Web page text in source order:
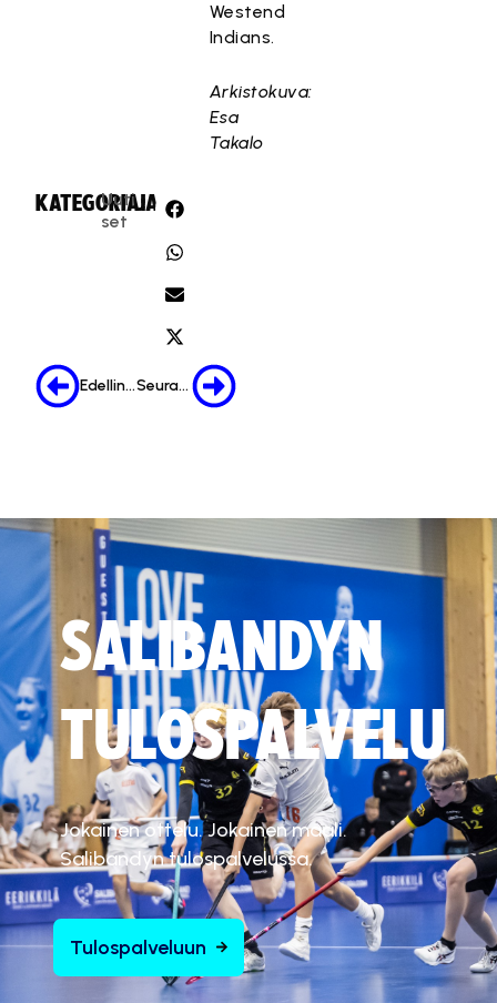
Westend
Indians.
Arkistokuva:
Esa
Takalo
KATEGORIA:
Uuti
set
JAA:
Edellinen Seuraava
SALIBANDYN
TULOSPALVELU
Jokainen ottelu. Jokainen maali.
Salibandyn tulospalvelussa.
Tulospalveluun